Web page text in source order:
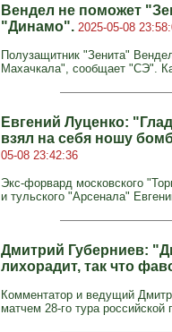
Вендел не поможет
"Динамо". 2025-05-08
Полузащитник "Зенита"
Махачкала", сообщает "СЭ".
Евгений Луценко:
взял на себя ношу
05-08 23:42:36
Экс-форвард московского
и тульского "Арсенала"
Дмитрий Губерниев:
лихорадит, так что
Комментатор и ведущий
матчем 28-го тура